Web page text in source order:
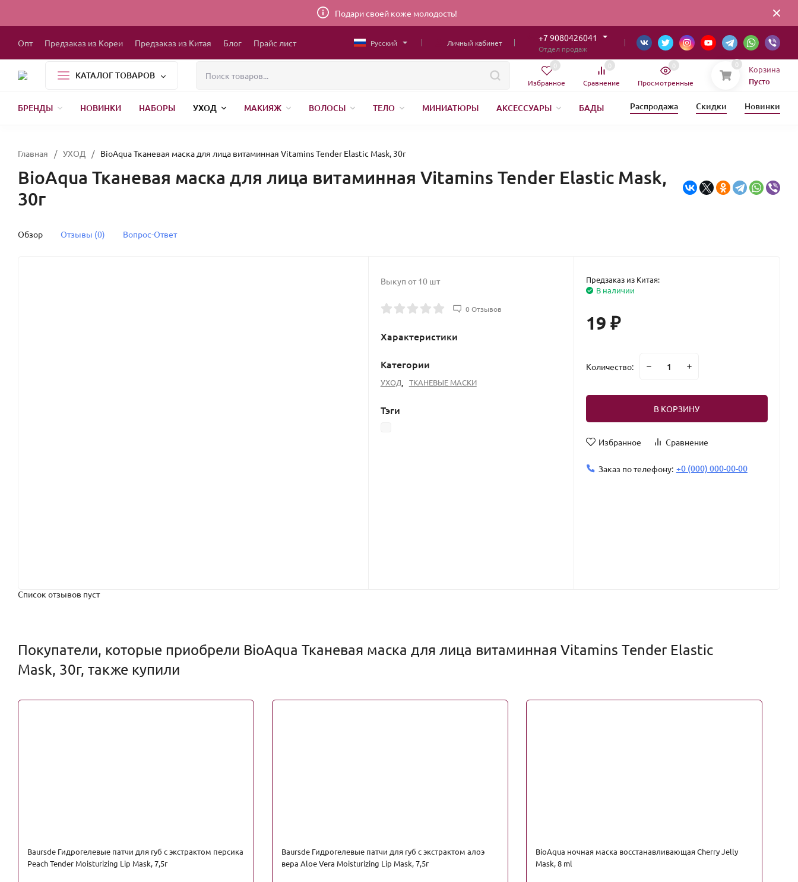
Подари своей коже молодость!
Опт Предзаказ из Кореи Предзаказ из Китая Блог Прайс лист Русский Личный кабинет +7 9080426041
Отдел продаж
КАТАЛОГ ТОВАРОВ
Избранное
0
Сравнение
0
Просмотренные
0 0 Корзина
Пусто
БРЕНДЫ НОВИНКИ НАБОРЫ УХОД МАКИЯЖ ВОЛОСЫ ТЕЛО МИНИАТЮРЫ АКСЕССУАРЫ
БАДЫ
Распродажа Скидки Новинки
Главная / УХОД / BioAqua Тканевая маска для лица витаминная Vitamins Tender Elastic Mask, 30г
BioAqua Тканевая маска для лица витаминная Vitamins Tender Elastic Mask,
30г
Обзор Отзывы (0) Вопрос-Ответ
Выкуп от 10 шт
0 Отзывов
Характеристики
Категории
УХОД, ТКАНЕВЫЕ МАСКИ
Тэги
Предзаказ из Китая:
В наличии
19 ₽
Количество:
В КОРЗИНУ
Избранное Сравнение
Заказ по телефону: +0 (000) 000-00-00
Список отзывов пуст
Покупатели, которые приобрели BioAqua Тканевая маска для лица витаминная Vitamins Tender Elastic
Mask, 30г, также купили
Baursde Гидрогелевые патчи для губ с экстрактом персика
Peach Tender Moisturizing Lip Mask, 7,5г
Baursde Гидрогелевые патчи для губ с экстрактом алоэ
вера Aloe Vera Moisturizing Lip Mask, 7,5г
BioAqua ночная маска восстанавливающая Cherry Jelly
Mask, 8 ml